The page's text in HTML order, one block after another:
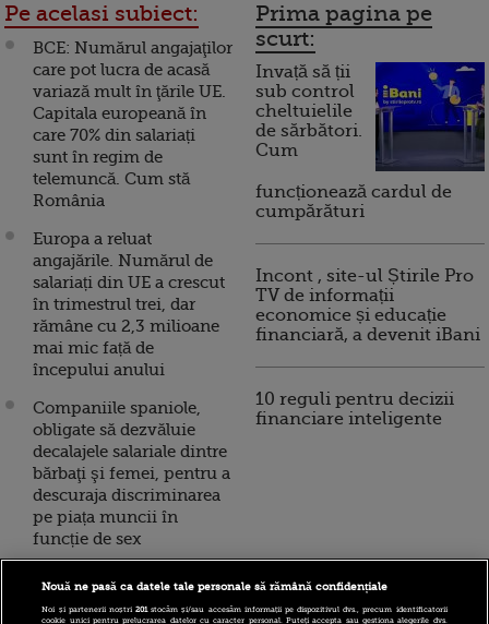
Pe acelasi subiect:
BCE: Numărul angajaţilor
care pot lucra de acasă
variază mult în ţările UE.
Capitala europeană în
care 70% din salariați
sunt în regim de
telemuncă. Cum stă
România
Europa a reluat
angajările. Numărul de
salariați din UE a crescut
în trimestrul trei, dar
rămâne cu 2,3 milioane
mai mic față de
începului anului
Companiile spaniole,
obligate să dezvăluie
decalajele salariale dintre
bărbaţi şi femei, pentru a
descuraja discriminarea
pe piața muncii în
funcție de sex
Magazinele din Marea
Prima pagina pe
scurt:
Invață să ții
sub control
cheltuielile
de sărbători.
Cum
funcționează cardul de
cumpărături
Incont , site-ul Știrile Pro
TV de informații
economice și educație
financiară, a devenit iBani
10 reguli pentru decizii
financiare inteligente
Nouă ne pasă ca datele tale personale să rămână confidențiale
Noi și partenerii noștri201stocăm și/sau accesăm informații pe dispozitivul dvs., precum identificatorii
cookie unici pentru prelucrarea datelor cu caracter personal. Puteți accepta sau gestiona alegerile dvs.